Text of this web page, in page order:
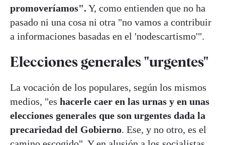
promoveríamos". Y, como entienden que no ha
pasado ni una cosa ni otra "no vamos a contribuir
a informaciones basadas en el 'nodescartismo'".
Elecciones generales "urgentes"
La vocación de los populares, según los mismos
medios, "es hacerle caer en las urnas y en unas
elecciones generales que son urgentes dada la
precariedad del Gobierno. Ese, y no otro, es el